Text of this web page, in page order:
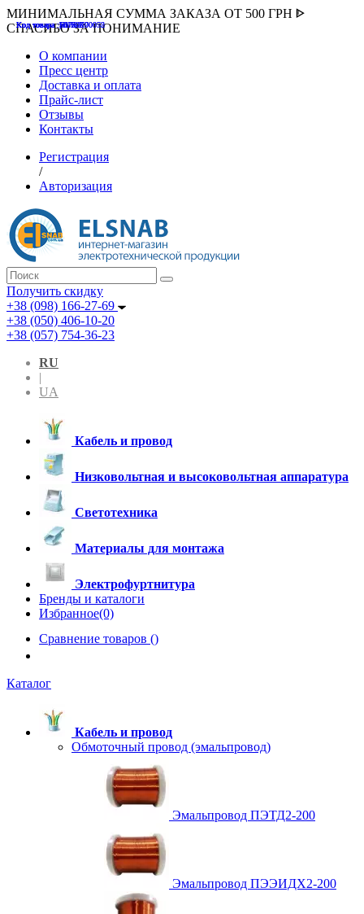
МИНИМАЛЬНАЯ СУММА ЗАКАЗА ОТ 500 ГРН ᐈ
СПАСИБО ЗА ПОНИМАНИЕ
О компании
Пресс центр
Доставка и оплата
Прайс-лист
Отзывы
Контакты
Регистрация
/
Авторизация
Получить скидку
+38 (098) 166-27-69
+38 (050) 406-10-20
+38 (057) 754-36-23
RU
|
UA
Кабель и провод
Низковольтная и высоковольтная аппаратура
Светотехника
Материалы для монтажа
Электрофуртнитура
Бренды и каталоги
Избранное(0)
Сравнение товаров ()
Каталог
Кабель и провод
Обмоточный провод (эмальпровод)
Эмальпровод ПЭТД2-200
Эмальпровод ПЭЭИДХ2-200
Код товара :507000
Код товара :HUK-K00058
Код товара :Т075177
Код товара :pnsv12
Код товара :HUK-K00072